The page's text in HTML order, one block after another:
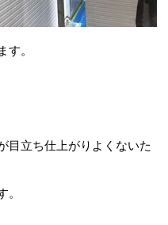
す。
目立ち仕上がりよくないた
。